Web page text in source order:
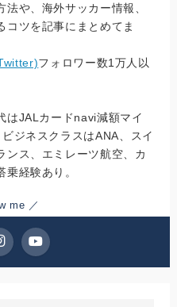
や、海外サッカー情報、
コツを記事にまとめてま
フォロワー数1万人以
はJALカードnavi減額マイ
ジネスクラスはANA、スイ
ンス、エミレーツ航空、カ
経験あり。
me ／